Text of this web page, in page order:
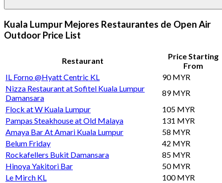
Kuala Lumpur Mejores Restaurantes de Open Air
Outdoor Price List
Restaurant
Price Starting
From
IL Forno @Hyatt Centric KL
90 MYR
Nizza Restaurant at Sofitel Kuala Lumpur
Damansara
89 MYR
Flock at W Kuala Lumpur
105 MYR
Pampas Steakhouse at Old Malaya
131 MYR
Amaya Bar At Amari Kuala Lumpur
58 MYR
Belum Friday
42 MYR
Rockafellers Bukit Damansara
85 MYR
Hinoya Yakitori Bar
50 MYR
Le Mirch KL
100 MYR